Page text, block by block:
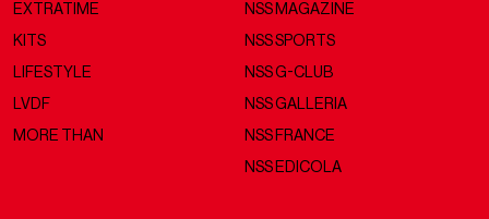
EXTRATIME
KITS
LIFESTYLE
LVDF
MORE THAN
NSS MAGAZINE
NSS SPORTS
NSS G-CLUB
NSS GALLERIA
NSS FRANCE
NSS EDICOLA